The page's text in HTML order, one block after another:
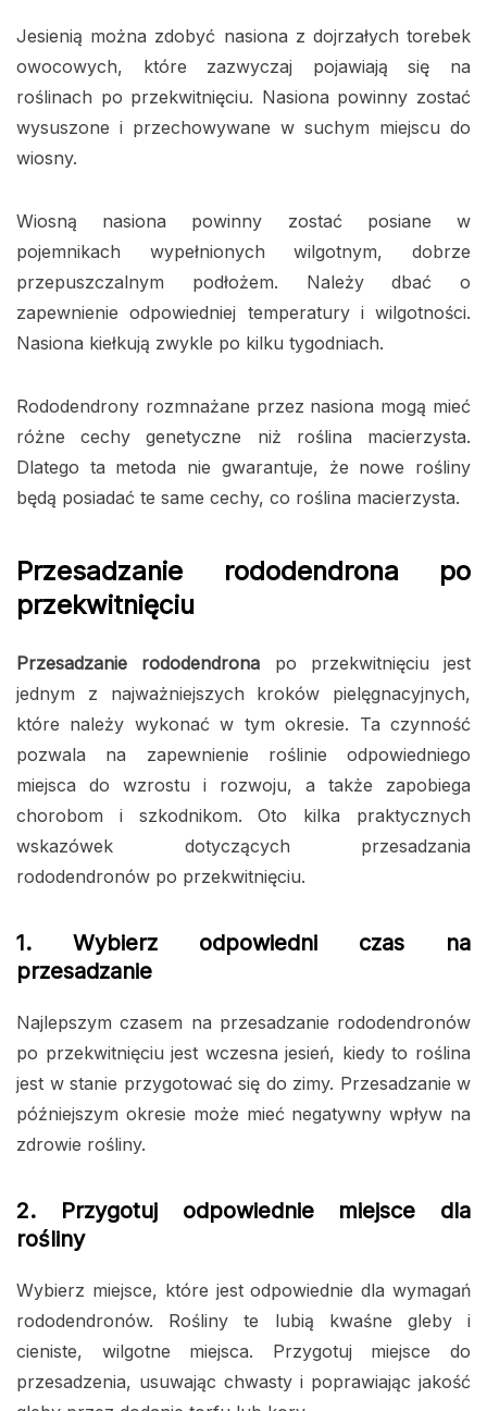
Jesienią można zdobyć nasiona z dojrzałych torebek
owocowych, które zazwyczaj pojawiają się na
roślinach po przekwitnięciu. Nasiona powinny zostać
wysuszone i przechowywane w suchym miejscu do
wiosny.
Wiosną nasiona powinny zostać posiane w
pojemnikach wypełnionych wilgotnym, dobrze
przepuszczalnym podłożem. Należy dbać o
zapewnienie odpowiedniej temperatury i wilgotności.
Nasiona kiełkują zwykle po kilku tygodniach.
Rododendrony rozmnażane przez nasiona mogą mieć
różne cechy genetyczne niż roślina macierzysta.
Dlatego ta metoda nie gwarantuje, że nowe rośliny
będą posiadać te same cechy, co roślina macierzysta.
Przesadzanie rododendrona po
przekwitnięciu
Przesadzanie rododendrona po przekwitnięciu jest
jednym z najważniejszych kroków pielęgnacyjnych,
które należy wykonać w tym okresie. Ta czynność
pozwala na zapewnienie roślinie odpowiedniego
miejsca do wzrostu i rozwoju, a także zapobiega
chorobom i szkodnikom. Oto kilka praktycznych
wskazówek dotyczących przesadzania
rododendronów po przekwitnięciu.
1. Wybierz odpowiedni czas na
przesadzanie
Najlepszym czasem na przesadzanie rododendronów
po przekwitnięciu jest wczesna jesień, kiedy to roślina
jest w stanie przygotować się do zimy. Przesadzanie w
późniejszym okresie może mieć negatywny wpływ na
zdrowie rośliny.
2. Przygotuj odpowiednie miejsce dla
rośliny
Wybierz miejsce, które jest odpowiednie dla wymagań
rododendronów. Rośliny te lubią kwaśne gleby i
cieniste, wilgotne miejsca. Przygotuj miejsce do
przesadzenia, usuwając chwasty i poprawiając jakość